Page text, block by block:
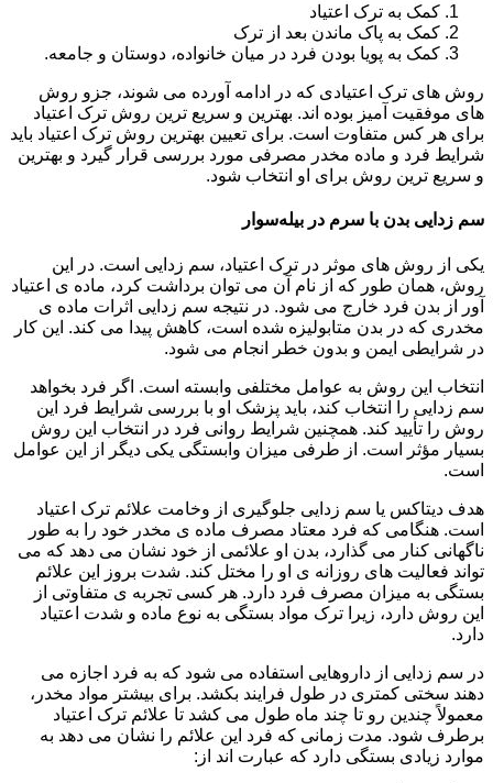
کمک به ترک اعتیاد
کمک به پاک ماندن بعد از ترک
کمک به پویا بودن فرد در میان خانواده، دوستان و جامعه.
روش های ترک اعتیادی که در ادامه آورده می شوند، جزو روش
های موفقیت آمیز بوده اند. بهترین و سریع ترین روش ترک اعتیاد
برای هر کس متفاوت است. برای تعیین بهترین روش ترک اعتیاد باید
شرایط فرد و ماده مخدر مصرفی مورد بررسی قرار گیرد و بهترین
و سریع ترین روش برای او انتخاب شود.
سم زدایی بدن با سرم در بیله‌سوار
یکی از روش های موثر در ترک اعتیاد، سم زدایی است. در این
روش، همان طور که از نام آن می توان برداشت کرد، ماده ی اعتیاد
آور از بدن فرد خارج می شود. در نتیجه سم زدایی اثرات ماده ی
مخدری که در بدن متابولیزه شده است، کاهش پیدا می کند. این کار
در شرایطی ایمن و بدون خطر انجام می شود.
انتخاب این روش به عوامل مختلفی وابسته است. اگر فرد بخواهد
سم زدایی را انتخاب کند، باید پزشک او با بررسی شرایط فرد این
روش را تأیید کند. همچنین شرایط روانی فرد در انتخاب این روش
بسیار مؤثر است. از طرفی میزان وابستگی یکی دیگر از این عوامل
است.
هدف دیتاکس یا سم زدایی جلوگیری از وخامت علائم ترک اعتیاد
است. هنگامی که فرد معتاد مصرف ماده ی مخدر خود را به طور
ناگهانی کنار می گذارد، بدن او علائمی از خود نشان می دهد که می
تواند فعالیت های روزانه ی او را مختل کند. شدت بروز این علائم
بستگی به میزان مصرف فرد دارد. هر کسی تجربه ی متفاوتی از
این روش دارد، زیرا ترک مواد بستگی به نوع ماده و شدت اعتیاد
دارد.
در سم زدایی از داروهایی استفاده می شود که به فرد اجازه می
دهند سختی کمتری در طول فرایند بکشد. برای بیشتر مواد مخدر،
معمولاً چندین رو تا چند ماه طول می کشد تا علائم ترک اعتیاد
برطرف شود. مدت زمانی که فرد این علائم را نشان می دهد به
موارد زیادی بستگی دارد که عبارت اند از: